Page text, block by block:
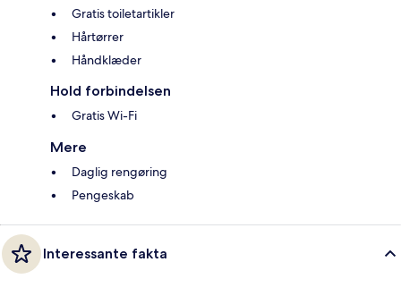
Gratis toiletartikler
Hårtørrer
Håndklæder
Hold forbindelsen
Gratis Wi-Fi
Mere
Daglig rengøring
Pengeskab
Interessante fakta